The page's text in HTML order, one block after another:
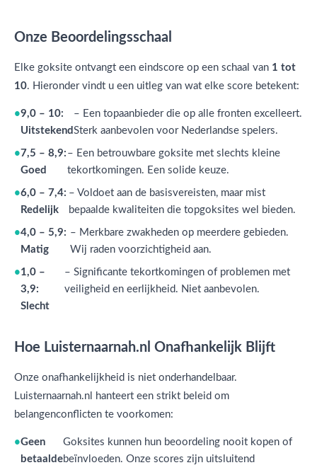
Onze Beoordelingsschaal
Elke goksite ontvangt een eindscore op een schaal van 1 tot
10. Hieronder vindt u een uitleg van wat elke score betekent:
9,0 – 10:
Uitstekend
– Een topaanbieder die op alle fronten excelleert.
Sterk aanbevolen voor Nederlandse spelers.
7,5 – 8,9:
Goed
– Een betrouwbare goksite met slechts kleine
tekortkomingen. Een solide keuze.
6,0 – 7,4:
Redelijk
– Voldoet aan de basisvereisten, maar mist
bepaalde kwaliteiten die topgoksites wel bieden.
4,0 – 5,9:
Matig
– Merkbare zwakheden op meerdere gebieden.
Wij raden voorzichtigheid aan.
1,0 –
3,9:
Slecht
– Significante tekortkomingen of problemen met
veiligheid en eerlijkheid. Niet aanbevolen.
Hoe Luisternaarnah.nl Onafhankelijk Blijft
Onze onafhankelijkheid is niet onderhandelbaar.
Luisternaarnah.nl hanteert een strikt beleid om
belangenconflicten te voorkomen:
Geen
betaalde
Goksites kunnen hun beoordeling nooit kopen of
beïnvloeden. Onze scores zijn uitsluitend